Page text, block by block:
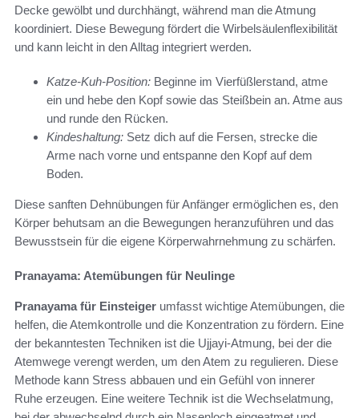
Decke gewölbt und durchhängt, während man die Atmung
koordiniert. Diese Bewegung fördert die Wirbelsäulenflexibilität
und kann leicht in den Alltag integriert werden.
Katze-Kuh-Position: Beginne im Vierfüßlerstand, atme
ein und hebe den Kopf sowie das Steißbein an. Atme aus
und runde den Rücken.
Kindeshaltung: Setz dich auf die Fersen, strecke die
Arme nach vorne und entspanne den Kopf auf dem
Boden.
Diese sanften Dehnübungen für Anfänger ermöglichen es, den
Körper behutsam an die Bewegungen heranzuführen und das
Bewusstsein für die eigene Körperwahrnehmung zu schärfen.
Pranayama: Atemübungen für Neulinge
Pranayama für Einsteiger umfasst wichtige Atemübungen, die
helfen, die Atemkontrolle und die Konzentration zu fördern. Eine
der bekanntesten Techniken ist die Ujjayi-Atmung, bei der die
Atemwege verengt werden, um den Atem zu regulieren. Diese
Methode kann Stress abbauen und ein Gefühl von innerer
Ruhe erzeugen. Eine weitere Technik ist die Wechselatmung,